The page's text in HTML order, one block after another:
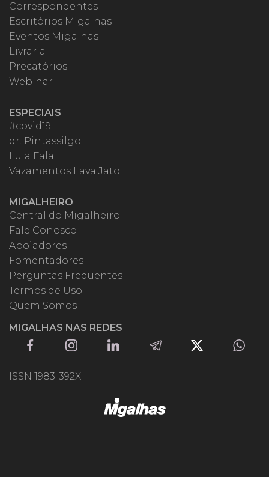
Correspondentes
Escritórios Migalhas
Eventos Migalhas
Livraria
Precatórios
Webinar
ESPECIAIS
#covid19
dr. Pintassilgo
Lula Fala
Vazamentos Lava Jato
MIGALHEIRO
Central do Migalheiro
Fale Conosco
Apoiadores
Fomentadores
Perguntas Frequentes
Termos de Uso
Quem Somos
MIGALHAS NAS REDES
ISSN 1983-392X